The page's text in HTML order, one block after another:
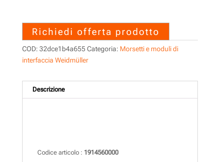
Richiedi offerta prodotto
COD: 32dce1b4a655 Categoria: Morsetti e moduli di
interfaccia Weidmüller
Descrizione
Codice articolo : 1914560000